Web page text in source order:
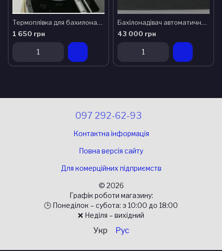
Термоплівка для бахилонадівника
1 650 грн
Бахілонадівач автоматичний підлоговий
43 000 грн
097 292-62-93
Контактна інформація
Повна версія сайту
Для комерційних підприємств
© 2026
Графік роботи магазину:
🕒 Понеділок – субота: з 10:00 до 18:00
❌ Неділя – вихідний
Укр Рус